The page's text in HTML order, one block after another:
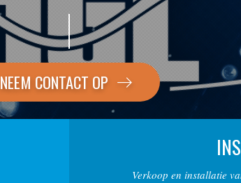
NEEM CONTACT OP
Verkoop en installatie